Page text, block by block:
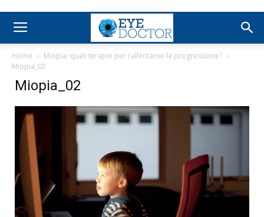
Home
Miopia: quali terapie per rallentarne la progressione?
Miopia_02
Miopia_02